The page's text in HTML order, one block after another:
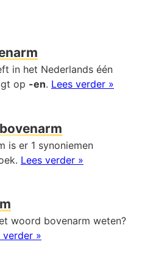
in het Nederlands één
op -en. Lees verder »
bovenarm
is er 1 synoniemen
Lees verder »
woord bovenarm weten?
verder »